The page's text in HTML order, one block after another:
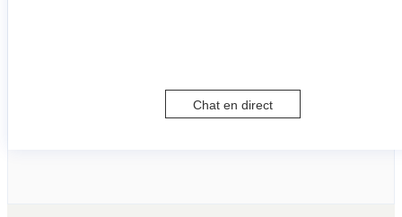
Chat en direct